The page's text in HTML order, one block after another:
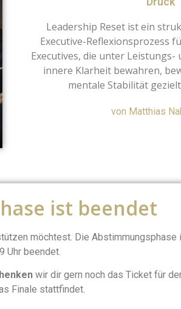
Leadership Reset ist ein
Executive-Reflexionsprozess
Executives, die unter Leistungs-
innere Klarheit bewahren,
mentale Stabilität
von Matthias
ist beendet
möchtest. Die Abstimmungsphase
Uhr beendet.
wir dir gern noch das Ticket für
Finale stattfindet.